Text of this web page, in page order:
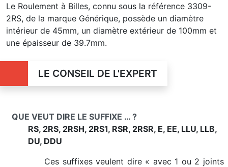
Le Roulement à Billes, connu sous la référence 3309-
2RS, de la marque Générique, possède un diamètre
intérieur de 45mm, un diamètre extérieur de 100mm et
une épaisseur de 39.7mm.
LE CONSEIL DE L'EXPERT
QUE VEUT DIRE LE SUFFIXE … ?
RS, 2RS, 2RSH, 2RS1, RSR, 2RSR, E, EE, LLU, LLB,
DU, DDU
Ces suffixes veulent dire « avec 1 ou 2 joints